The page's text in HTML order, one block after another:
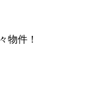
物件！